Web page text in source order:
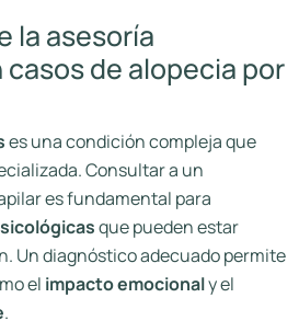
la asesoría
de alopecia por
es una condición compleja que
Consultar a un
es fundamental para
que pueden estar
Un diagnóstico adecuado permite
el impacto emocionaly el
.